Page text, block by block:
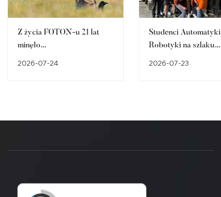
Z życia FOTON-u 21 lat
minęło…
2026-07-24
Studenci
Robotyki na szlaku
2026-07-23